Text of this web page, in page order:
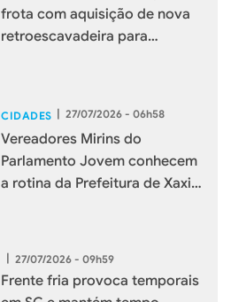
frota com aquisição de nova
retroescavadeira para
CIDADES | 27/07/2026 - 06h58
Vereadores Mirins do
Parlamento Jovem conhecem
a rotina da Prefeitura de Xaxim
| 27/07/2026 - 09h59
Frente fria provoca temporais